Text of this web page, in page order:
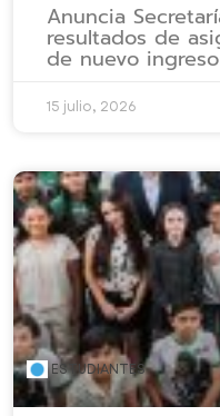
Anuncia
resultados de
de nuevo
15 julio, 2026
ESTUDIANTES